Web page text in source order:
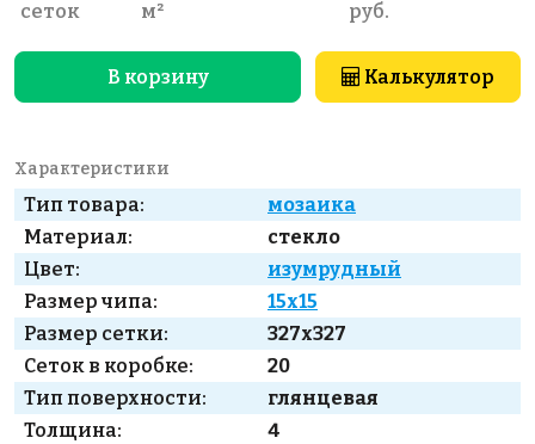
сеток м² руб.
В корзину Калькулятор
Характеристики
Тип товара:
мозаика
Материал:
стекло
Цвет:
изумрудный
Размер чипа:
15x15
Размер сетки:
327x327
Сеток в коробке:
20
Тип поверхности:
глянцевая
Толщина:
4